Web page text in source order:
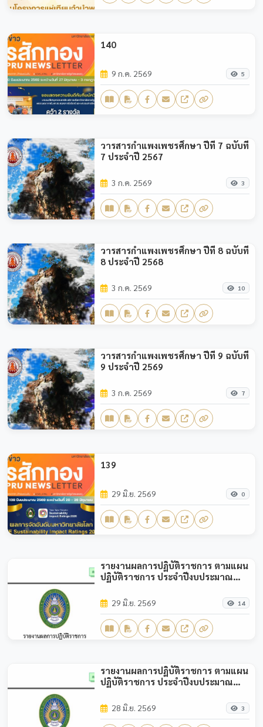
140
9 ก.ค. 2569 5
วารสารกำแพงเพชรศึกษา ปีที่ 7 ฉบับที่
7 ประจำปี 2567
3 ก.ค. 2569 3
วารสารกำแพงเพชรศึกษา ปีที่ 8 ฉบับที่
8 ประจำปี 2568
3 ก.ค. 2569 10
วารสารกำแพงเพชรศึกษา ปีที่ 9 ฉบับที่
9 ประจำปี 2569
3 ก.ค. 2569 7
139
29 มิ.ย. 2569 0
รายงานผลการปฏิบัติราชการ ตามแผน
ปฏิบัติราชการ ประจำปีงบประมาณ
29 มิ.ย. 2569 14
รายงานผลการปฏิบัติราชการ ตามแผน
ปฏิบัติราชการ ประจำปีงบประมาณ
28 มิ.ย. 2569 3